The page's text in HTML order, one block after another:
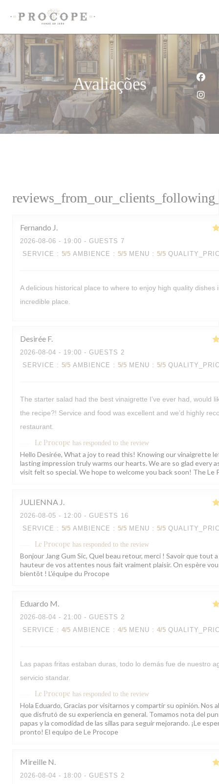
Avaliações
Fernando J
2026-08-06 - 19:00 - GUESTS 7
SERVICE : 5/5 AMBIENCE : 5/5 MENU : 5/5
A delicious historical place to where to enjoy high quality dishes
incredible place.
Desirée F
2026-08-04 - 19:00 - GUESTS 2
SERVICE : 5/5 AMBIENCE : 5/5 MENU : 5/5
The starter salad had the best vinaigrette I’ve ever had, would
the recipe?! Service and food was excellent and we’d highly
restaurant.
Le Procope has responded to the review
Hello Desirée, What a joy to read this! Knowing our vinaigrette
lasting impression truly warms our hearts. We are so glad every
visit felt so special. We hope to welcome you back soon! The Le
JULIENNA J
2026-08-05 - 12:00 - GUESTS 16
SERVICE : 5/5 AMBIENCE : 5/5 MENU : 5/5
Le Procope has responded to the review
Bonjour Jang Gum Sic, Quel beau retour, merci ! Savoir que tout
hauteur de vos attentes nous fait vraiment plaisir. On espère
bientôt ! L'équipe du Procope
Eduardo M
2026-08-04 - 21:00 - GUESTS 2
SERVICE : 4/5 AMBIENCE : 4/5 MENU : 4/5
Las papas fritas estaban duras, todo lo demás fue de nuestro
servicio standar.
Le Procope has responded to the review
Hola Eduardo, Gracias por visitarnos y compartir su opinión. Nos
que disfrutó de su experiencia en general. Tomamos nota del
papas y la comodidad de las sillas para seguir mejorando. ¡Le
pronto! El equipo de Le Procope
Mireille N
2026-08-04 - 18:00 - GUESTS 2